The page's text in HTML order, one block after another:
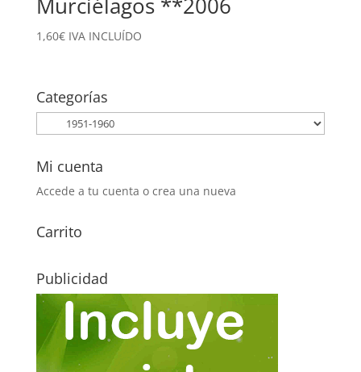
1,60€ IVA INCLUÍDO
Categorías
Mi cuenta
Accede a tu cuenta o crea una nueva
Carrito
Publicidad